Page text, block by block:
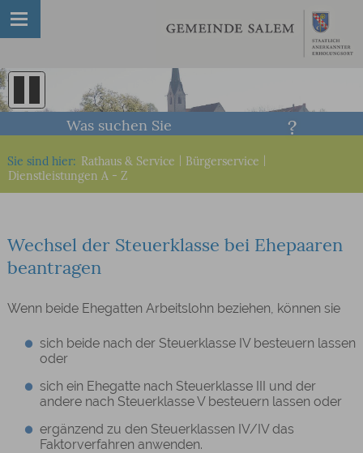
Sie sind hier: Rathaus & Service Bürgerservice
Dienstleistungen A - Z
Was suchen Sie
Wechsel der Steuerklasse bei Ehepaaren
beantragen
Wenn beide Ehegatten Arbeitslohn beziehen, können sie
sich beide nach der Steuerklasse IV besteuern lassen
oder
sich ein Ehegatte nach Steuerklasse III und der
andere nach Steuerklasse V besteuern lassen oder
ergänzend zu den Steuerklassen IV/IV das
Faktorverfahren anwenden.